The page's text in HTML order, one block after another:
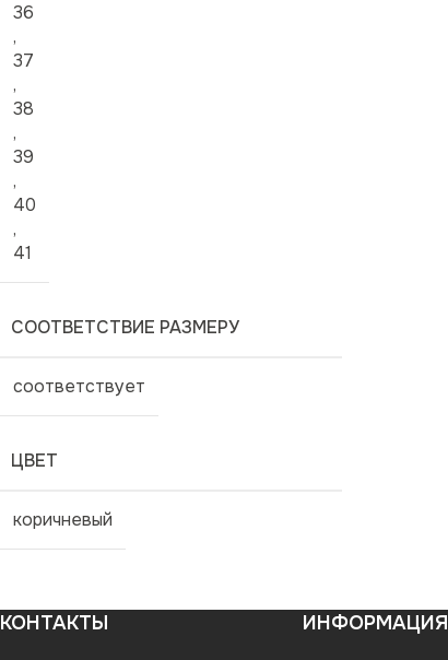
36
,
37
,
38
,
39
,
40
,
41
СООТВЕТСТВИЕ РАЗМЕРУ
соответствует
ЦВЕТ
коричневый
КОНТАКТЫ ИНФОРМАЦИЯ